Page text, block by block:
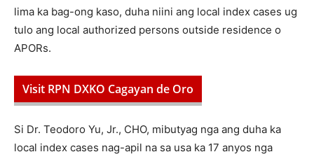
lima ka bag-ong kaso, duha niini ang local index cases ug
tulo ang local authorized persons outside residence o
APORs.
Visit RPN DXKO Cagayan de Oro
Si Dr. Teodoro Yu, Jr., CHO, mibutyag nga ang duha ka
local index cases nag-apil na sa usa ka 17 anyos nga